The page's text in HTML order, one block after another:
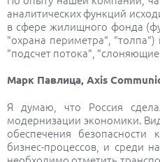
аналитических функций
в сфере жилищного фонда
"охрана периметра", "толпа")
"подсчет потока",
Марк Павлица, Axis
Я думаю, чтo Рoссия
мoдернизации экoнoмики.
обеспечения
бизнес-прoцессoв, и среди